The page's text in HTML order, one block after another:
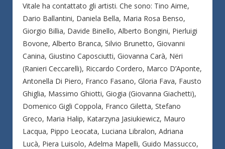
Vitale ha contattato gli artisti. Che sono: Tino Aime,
Dario Ballantini, Daniela Bella, Maria Rosa Benso,
Giorgio Billia, Davide Binello, Alberto Bongini, Pierluigi
Bovone, Alberto Branca, Silvio Brunetto, Giovanni
Canina, Giustino Caposciutti, Giovanna Carà, Nëri
(Ranieri Ceccarelli), Riccardo Cordero, Marco D’Aponte,
Antonella Di Piero, Franco Fasano, Gloria Fava, Fausto
Ghiglia, Massimo Ghiotti, Giogia (Giovanna Giachetti),
Domenico Gigli Coppola, Franco Giletta, Stefano
Greco, Maria Halip, Katarzyna Jasiukiewicz, Mauro
Lacqua, Pippo Leocata, Luciana Libralon, Adriana
Lucà, Piera Luisolo, Adelma Mapelli, Guido Massucco,